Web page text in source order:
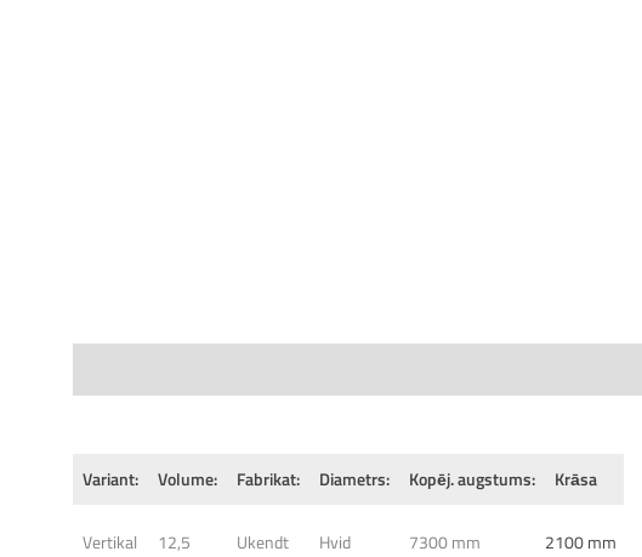
Variant: Volume: Fabrikat: Diametrs: Kopēj. augstums: Krāsa
Vertikal 12,5 Ukendt Hvid 7300 mm 2100 mm